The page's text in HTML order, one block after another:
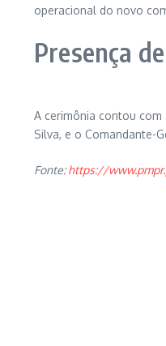
operacional do novo
Presença
A cerimônia contou com
Silva, e o Comandante-
Fonte:https://